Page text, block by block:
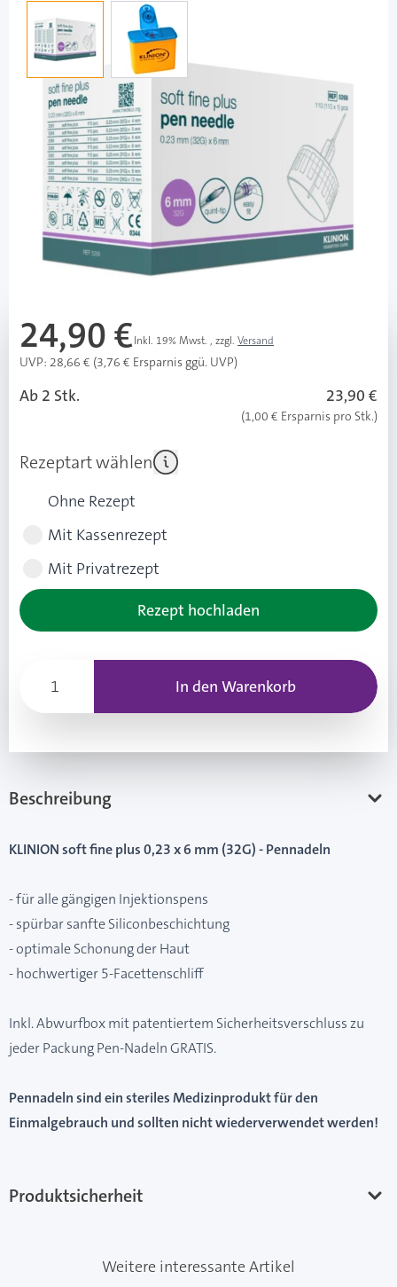
View larger imageView larger image
KLINION
KLINION soft fine plus 0,23 x 6 mm (32G)
- Pennadeln / 110 Stück
PZN: 11340242 / Diashop.de Kat.-Nr.112386
sofort verfügbar
Lieferzeit 1-3 Werktage
Mehr über das Produkt
24,90 €Inkl. 19% Mwst. , zzgl. Versand
UVP: 28,66 € (3,76 € Ersparnis ggü. UVP)
Ab 2 Stk. 23,90 €
(1,00 € Ersparnis pro Stk.)
Rezeptart wählen
Ohne Rezept
Mit Kassenrezept
Mit Privatrezept
Rezept hochladen
In den Warenkorb
Beschreibung
KLINION soft fine plus 0,23 x 6 mm (32G) - Pennadeln
- für alle gängigen Injektionspens
- spürbar sanfte Siliconbeschichtung
- optimale Schonung der Haut
- hochwertiger 5-Facettenschliff
Inkl. Abwurfbox mit patentiertem Sicherheitsverschluss zu
jeder Packung Pen-Nadeln GRATIS.
Pennadeln sind ein steriles Medizinprodukt für den
Einmalgebrauch und sollten nicht wiederverwendet werden!
Produktsicherheit
Weitere interessante Artikel